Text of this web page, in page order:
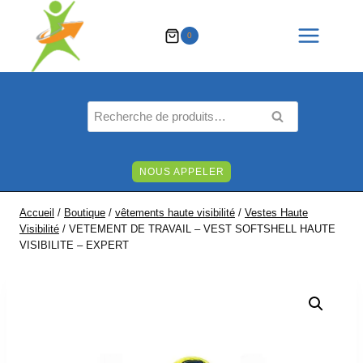
contenu
0
Recherche
pour :
RECHERCHE
NOUS APPELER
Accueil / Boutique / vêtements haute visibilité / Vestes Haute
Visibilité / VETEMENT DE TRAVAIL – VEST SOFTSHELL HAUTE
VISIBILITE – EXPERT